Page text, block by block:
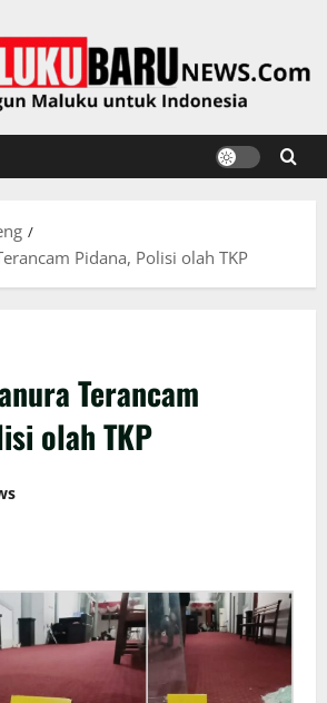
Pidana, Polisi olah TKP
Terancam
olah TKP